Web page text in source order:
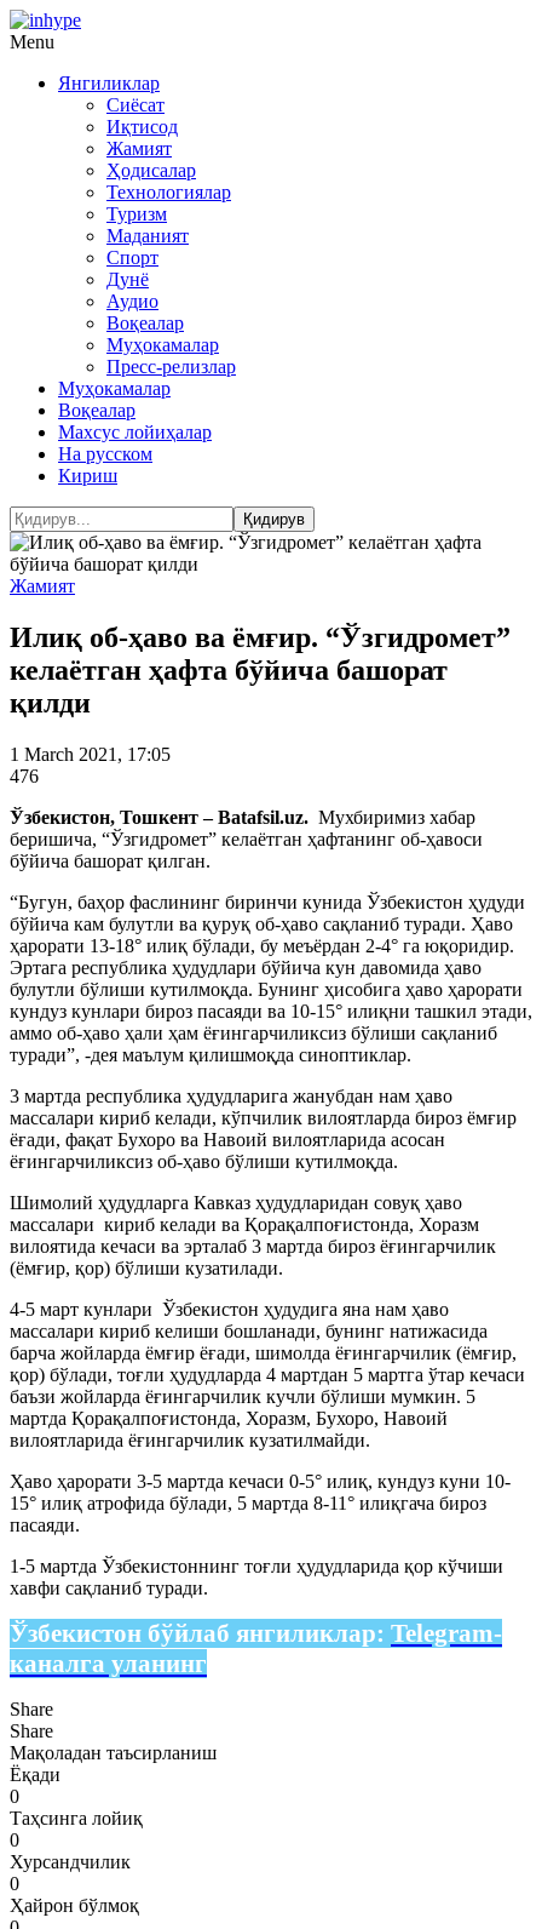
Menu
Янгиликлар
Сиёсат
Иқтисод
Жамият
Ҳодисалар
Технологиялар
Туризм
Маданият
Спорт
Дунё
Аудио
Воқеалар
Муҳокамалар
Пресс-релизлар
Муҳокамалар
Воқеалар
Махсус лойиҳалар
На русском
Кириш
Жамият
Илиқ об-ҳаво ва ёмғир. “Ўзгидромет”
келаётган ҳафта бўйича башорат
қилди
1 March 2021, 17:05
476
Ўзбекистон, Тошкент – Batafsil.uz. Мухбиримиз хабар
беришича, “Ўзгидромет” келаётган ҳафтанинг об-ҳавоси
бўйича башорат қилган.
“Бугун, баҳор фаслининг биринчи кунида Ўзбекистон ҳудуди
бўйича кам булутли ва қуруқ об-ҳаво сақланиб туради. Ҳаво
ҳарорати 13-18° илиқ бўлади, бу меъёрдан 2-4° га юқоридир.
Эртага республика ҳудудлари бўйича кун давомида ҳаво
булутли бўлиши кутилмоқда. Бунинг ҳисобига ҳаво ҳарорати
кундуз кунлари бироз пасаяди ва 10-15° илиқни ташкил этади,
аммо об-ҳаво ҳали ҳам ёғингарчиликсиз бўлиши сақланиб
туради”, -дея маълум қилишмоқда синоптиклар.
3 мартда республика ҳудудларига жанубдан нам ҳаво
массалари кириб келади, кўпчилик вилоятларда бироз ёмғир
ёғади, фақат Бухоро ва Навоий вилоятларида асосан
ёғингарчиликсиз об-ҳаво бўлиши кутилмоқда.
Шимолий ҳудудларга Кавказ ҳудудларидан совуқ ҳаво
массалари кириб келади ва Қорақалпоғистонда, Хоразм
вилоятида кечаси ва эрталаб 3 мартда бироз ёғингарчилик
(ёмғир, қор) бўлиши кузатилади.
4-5 март кунлари Ўзбекистон ҳудудига яна нам ҳаво
массалари кириб келиши бошланади, бунинг натижасида
барча жойларда ёмғир ёғади, шимолда ёғингарчилик (ёмғир,
қор) бўлади, тоғли ҳудудларда 4 мартдан 5 мартга ўтар кечаси
баъзи жойларда ёғингарчилик кучли бўлиши мумкин. 5
мартда Қорақалпоғистонда, Хоразм, Бухоро, Навоий
вилоятларида ёғингарчилик кузатилмайди.
Ҳаво ҳарорати 3-5 мартда кечаси 0-5° илиқ, кундуз куни 10-
15° илиқ атрофида бўлади, 5 мартда 8-11° илиқгача бироз
пасаяди.
1-5 мартда Ўзбекистоннинг тоғли ҳудудларида қор кўчиши
хавфи сақланиб туради.
Ўзбекистон бўйлаб янгиликлар: Telegram-
каналга уланинг
Share
Share
Мақоладан таъсирланиш
Ёқади
0
Таҳсинга лойиқ
0
Хурсандчилик
0
Ҳайрон бўлмоқ